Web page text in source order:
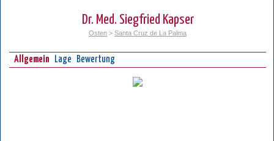
Dr. Med. Siegfried Kapser
Osten > Santa Cruz de La Palma
Allgemein Lage Bewertung